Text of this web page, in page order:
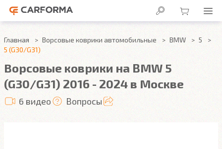
Главная Ворсовые коврики автомобильные BMW
5
5 (G30/G31)
Ворсовые коврики на BMW 5
(G30/G31) 2016 - 2024 в Москве
6 видео Вопросы